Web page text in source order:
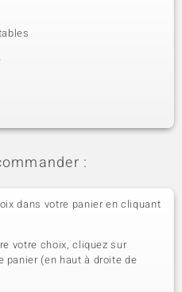
:
dans votre panier en cliquant
votre choix, cliquez sur
panier (en haut à droite de